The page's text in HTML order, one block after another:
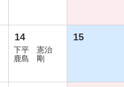
14
下平 憲治
鹿島 剛
15